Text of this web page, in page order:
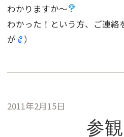
わかりますか〜
わかった！という方、ご連絡
が
）
2011年2月15日
参